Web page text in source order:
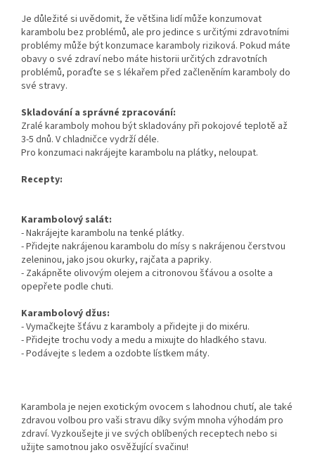
Je důležité si uvědomit, že většina lidí může konzumovat
karambolu bez problémů, ale pro jedince s určitými zdravotními
problémy může být konzumace karamboly riziková. Pokud máte
obavy o své zdraví nebo máte historii určitých zdravotních
problémů, poraďte se s lékařem před začleněním karamboly do
své stravy.
Skladování a správné zpracování:
Zralé karamboly mohou být skladovány při pokojové teplotě až
3-5 dnů. V chladničce vydrží déle.
Pro konzumaci nakrájejte karambolu na plátky, neloupat.
Recepty:
Karambolový salát:
- Nakrájejte karambolu na tenké plátky.
- Přidejte nakrájenou karambolu do mísy s nakrájenou čerstvou
zeleninou, jako jsou okurky, rajčata a papriky.
- Zakápněte olivovým olejem a citronovou šťávou a osolte a
opepřete podle chuti.
Karambolový džus:
- Vymačkejte šťávu z karamboly a přidejte ji do mixéru.
- Přidejte trochu vody a medu a mixujte do hladkého stavu.
- Podávejte s ledem a ozdobte lístkem máty.
Karambola je nejen exotickým ovocem s lahodnou chutí, ale také
zdravou volbou pro vaši stravu díky svým mnoha výhodám pro
zdraví. Vyzkoušejte ji ve svých oblíbených receptech nebo si
užijte samotnou jako osvěžující svačinu!